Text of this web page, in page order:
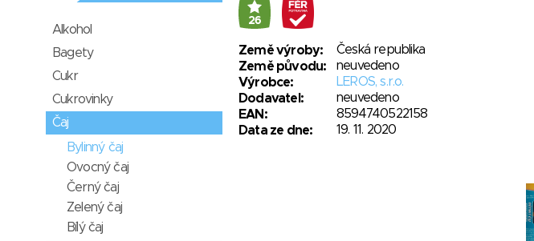
26
Země výroby:
Česká republika
Země původu:
neuvedeno
Výrobce:
LEROS, s.r.o.
Dodavatel:
neuvedeno
EAN:
8594740522158
Data ze dne:
19. 11. 2020
Alkohol
Bagety
Cukr
Cukrovinky
Čaj
Bylinný čaj
Ovocný čaj
Černý čaj
Zelený čaj
Bílý čaj